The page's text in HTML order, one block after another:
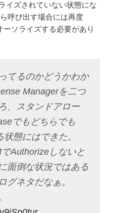
イズされていない状態にな
呼び出す場合には再度
ソライズする必要があり
てるのかどうかわか
Managerを二つ
、スタンドアロー
でもどちらでも
態にはできた。
Authorizeしないと
面倒な状況ではある
グネタだなぁ。